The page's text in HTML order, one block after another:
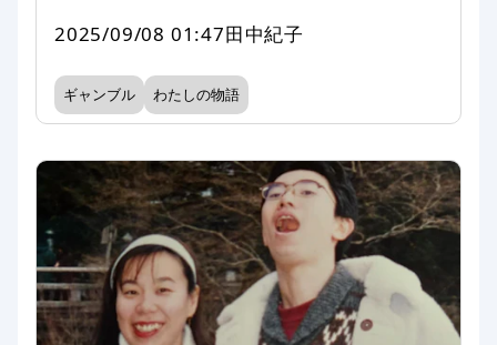
2025/09/08 01:47田中紀子
ギャンブル わたしの物語